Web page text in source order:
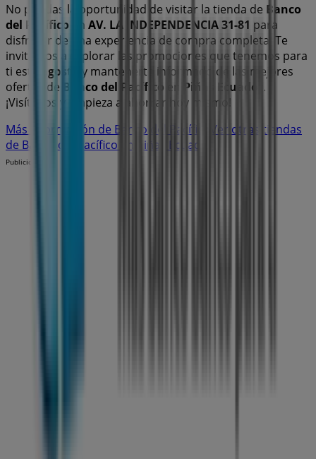
No pierdas la oportunidad de visitar la tienda de Banco
del Pacífico en AV. LA INDEPENDENCIA 31-81 para
disfrutar de una experiencia de compra completa. Te
invitamos a explorar las promociones que tenemos para
ti este
agosto
y mantenerte informado de las mejores
ofertas de Banco del Pacífico en Piñas Ecuador .
¡Visítanos y empieza a ahorrar hoy mismo!
Más información de Banco del Pacífico
Ver otras tiendas
de Banco del Pacífico en Piñas Ecuador
Publicidad